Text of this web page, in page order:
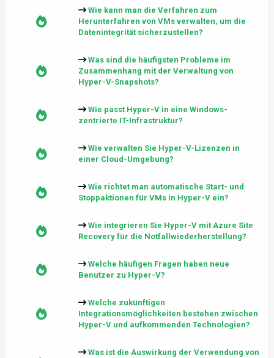
Wie kann man die Verfahren zum
Herunterfahren von VMs verwalten, um die
Datenintegrität sicherzustellen?
Was sind die häufigsten Probleme im
Zusammenhang mit der Verwaltung von
Hyper-V-Snapshots?
Wie passt Hyper-V in eine Windows-
zentrierte IT-Infrastruktur?
Wie verwalten Sie Hyper-V-Lizenzen in
einer Cloud-Umgebung?
Wie richtet man automatische Start- und
Stoppaktionen für VMs in Hyper-V ein?
Wie integrieren Sie Hyper-V mit Azure Site
Recovery für die Notfallwiederherstellung?
Welche häufigen Fragen haben neue
Benutzer zu Hyper-V?
Welche zukünftigen
Integrationsmöglichkeiten bestehen zwischen
Hyper-V und aufkommenden Technologien?
Was ist die Auswirkung der Verwendung von